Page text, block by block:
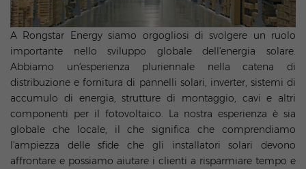
A Rongstar Energy siamo orgogliosi di svolgere un ruolo
importante nello sviluppo globale dell'energia solare.
Abbiamo un'esperienza pluriennale nella catena di
distribuzione e fornitura di pannelli solari, inverter, sistemi di
accumulo di energia, strutture di montaggio, cavi e altri
componenti per il fotovoltaico. La nostra esperienza è sia
globale che locale, il che significa che comprendiamo
l'ampiezza delle sfide che gli installatori solari devono
affrontare e possiamo aiutare i clienti a risparmiare tempo e